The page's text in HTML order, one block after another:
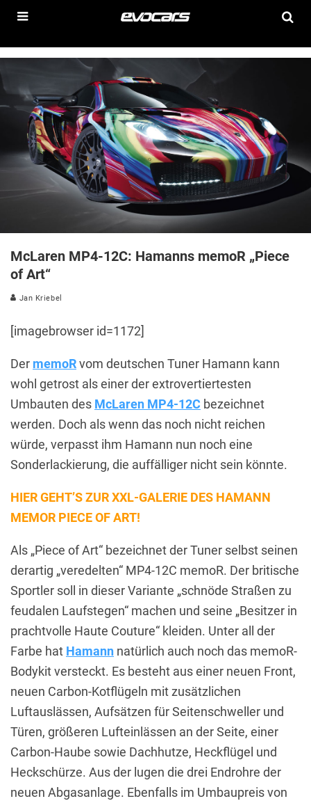
McLaren MP4-12C: Hamanns memoR „Piece
of Art“
Jan Kriebel
[imagebrowser id=1172]
Der memoRvom deutschen Tuner Hamann kann
wohl getrost als einer der extrovertiertesten
Umbauten des McLaren MP4-12C bezeichnet
werden. Doch als wenn das noch nicht reichen
würde, verpasst ihm Hamann nun noch eine
Sonderlackierung, die auffälliger nicht sein könnte.
HIER GEHT’S ZUR XXL-GALERIE DES HAMANN
MEMOR PIECE OF ART!
Als „Piece of Art“ bezeichnet der Tuner selbst seinen
derartig „veredelten“ MP4-12C memoR. Der britische
Sportler soll in dieser Variante „schnöde Straßen zu
feudalen Laufstegen“ machen und seine „Besitzer in
prachtvolle Haute Couture“ kleiden. Unter all der
Farbe hat Hamann natürlich auch noch das memoR-
Bodykit versteckt. Es besteht aus einer neuen Front,
neuen Carbon-Kotflügeln mit zusätzlichen
Luftauslässen, Aufsätzen für Seitenschweller und
Türen, größeren Lufteinlässen an der Seite, einer
Carbon-Haube sowie Dachhutze, Heckflügel und
Heckschürze. Aus der lugen die drei Endrohre der
neuen Abgasanlage. Ebenfalls im Umbaupreis von